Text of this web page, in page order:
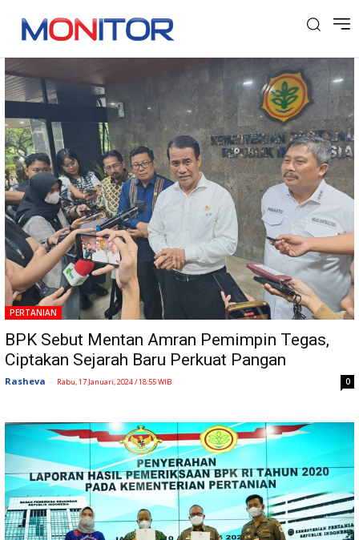
Tag: Predikat WTP
PERTANIAN
BPK Sebut Mentan Amran Pemimpin Tegas,
Ciptakan Sejarah Baru Perkuat Pangan
Rasheva - Rabu, 17 Januari, 2024 / 18:55 WIB 0